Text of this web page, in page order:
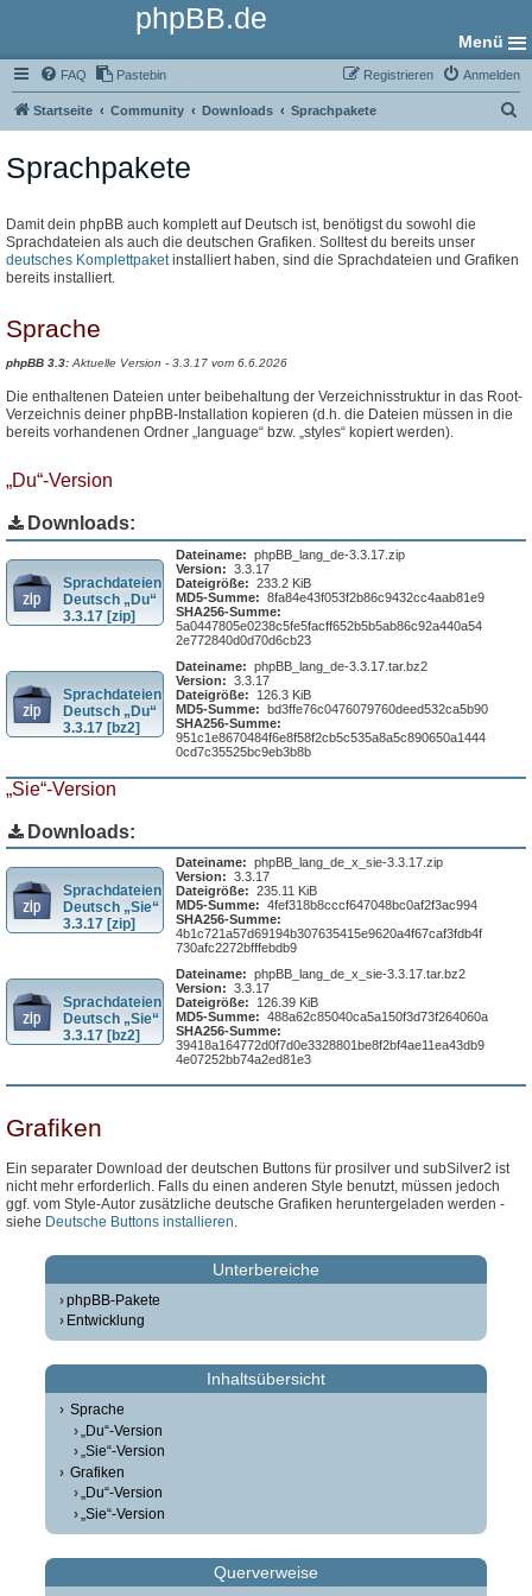
phpBB.de
Menü
FAQ Pastebin Anmelden
Registrieren
Startseite Community Downloads Sprachpakete
Sprachpakete
Damit dein phpBB auch komplett auf Deutsch ist, benötigst du sowohl die
Sprachdateien als auch die deutschen Grafiken. Solltest du bereits unser
deutsches Komplettpaketinstalliert haben, sind die Sprachdateien und Grafiken
bereits installiert.
Sprache
phpBB 3.3:Aktuelle Version - 3.3.17 vom 6.6.2026
Die enthaltenen Dateien unter beibehaltung der Verzeichnisstruktur in das Root-
Verzeichnis deiner phpBB-Installation kopieren (d.h. die Dateien müssen in die
bereits vorhandenen Ordner „language“ bzw. „styles“ kopiert werden).
„Du“-Version
Downloads:
Sprachdateien
Deutsch „Du“
3.3.17 [zip]
Dateiname: phpBB_lang_de-3.3.17.zip
Version: 3.3.17
Dateigröße: 233.2 KiB
MD5-Summe: 8fa84e43f053f2b86c9432cc4aab81e9
SHA256-Summe:
5a0447805e0238c5fe5facff652b5b5ab86c92a440a54
2e772840d0d70d6cb23
Sprachdateien
Deutsch „Du“
3.3.17 [bz2]
Dateiname: phpBB_lang_de-3.3.17.tar.bz2
Version: 3.3.17
Dateigröße:
126.3 KiB
MD5-Summe: bd3ffe76c0476079760deed532ca5b90
SHA256-Summe:
951c1e8670484f6e8f58f2cb5c535a8a5c890650a1444
0cd7c35525bc9eb3b8b
„Sie“-Version
Downloads:
Sprachdateien
Deutsch „Sie“
3.3.17 [zip]
Dateiname: phpBB_lang_de_x_sie-3.3.17.zip
Version: 3.3.17
Dateigröße: 235.11 KiB
MD5-Summe: 4fef318b8cccf647048bc0af2f3ac994
SHA256-Summe:
4b1c721a57d69194b307635415e9620a4f67caf3fdb4f
730afc2272bfffebdb9
Sprachdateien
Deutsch „Sie“
3.3.17 [bz2]
Dateiname: phpBB_lang_de_x_sie-3.3.17.tar.bz2
Version: 3.3.17
Dateigröße:
126.39 KiB
MD5-Summe: 488a62c85040ca5a150f3d73f264060a
SHA256-Summe:
39418a164772d0f7d0e3328801be8f2bf4ae11ea43db9
4e07252bb74a2ed81e3
Grafiken
Ein separater Download der deutschen Buttons für prosilver und subSilver2 ist
nicht mehr erforderlich. Falls du einen anderen Style benutzt, müssen jedoch
ggf. vom Style-Autor zusätzliche deutsche Grafiken heruntergeladen werden -
siehe Deutsche Buttons installieren.
Unterbereiche
phpBB-Pakete
Entwicklung
Inhaltsübersicht
Sprache
„Du“-Version
„Sie“-Version
Grafiken
„Du“-Version
„Sie“-Version
Querverweise